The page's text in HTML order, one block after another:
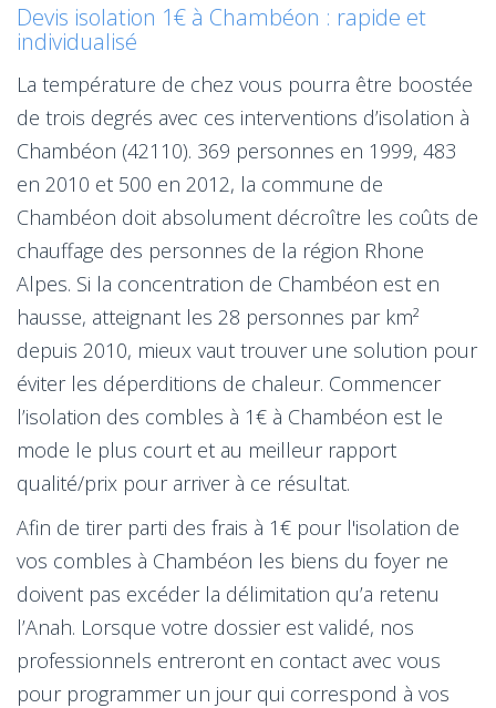
Devis isolation 1€ à Chambéon : rapide et
individualisé
La température de chez vous pourra être boostée
de trois degrés avec ces interventions d’isolation à
Chambéon (42110). 369 personnes en 1999, 483
en 2010 et 500 en 2012, la commune de
Chambéon doit absolument décroître les coûts de
chauffage des personnes de la région Rhone
Alpes. Si la concentration de Chambéon est en
hausse, atteignant les 28 personnes par km²
depuis 2010, mieux vaut trouver une solution pour
éviter les déperditions de chaleur. Commencer
l’isolation des combles à 1€ à Chambéon est le
mode le plus court et au meilleur rapport
qualité/prix pour arriver à ce résultat.
Afin de tirer parti des frais à 1€ pour l'isolation de
vos combles à Chambéon les biens du foyer ne
doivent pas excéder la délimitation qu’a retenu
l’Anah. Lorsque votre dossier est validé, nos
professionnels entreront en contact avec vous
pour programmer un jour qui correspond à vos